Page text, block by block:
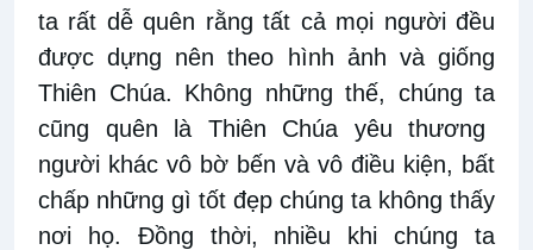
ta rất dễ quên rằngtất cả mọi người đều
được dựng nên theo hình ảnh và giống
Thiên Chúa. Không những thế, chúng ta
cũng quên là Thiên Chúa yêu thương
người khác vô bờ bến và vô điều kiện, bất
chấp những gì tốt đẹp chúng ta không thấy
nơi họ. Đồng thời, nhiều khichúng ta